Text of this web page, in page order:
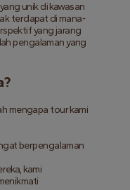
unik di kawasan
terdapat di mana-
yang jarang
pengalaman yang
mengapa tour kami
berpengalaman
kami